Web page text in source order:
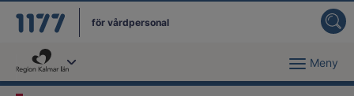
för vårdpersonal
Du har valt region Meny